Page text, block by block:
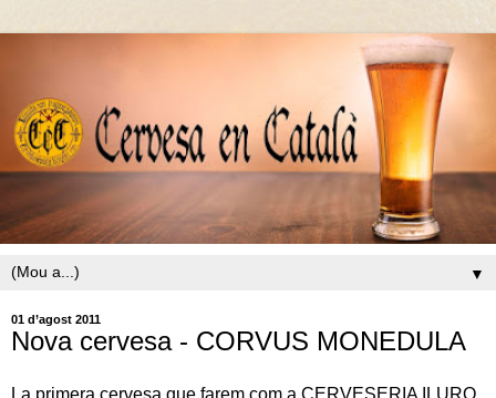
▼
01 d’agost 2011
Nova cervesa - CORVUS MONEDULA